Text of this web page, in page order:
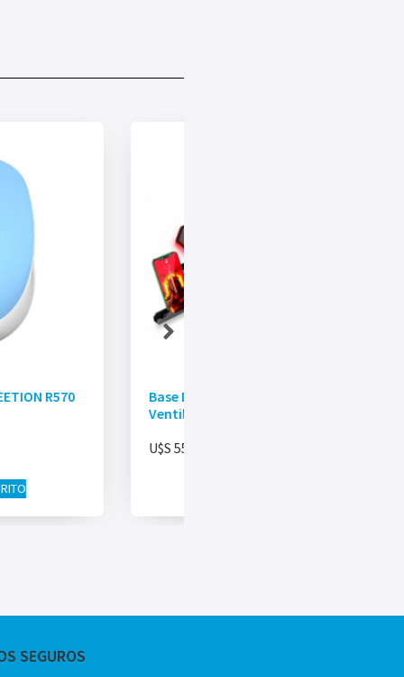
R570
Base Enfriadora MAXELL Con
Ventilador SAMUI
U$S 55.00
SEGUROS